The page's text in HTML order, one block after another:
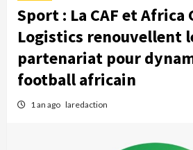
Sport : La CAF et Africa
Logistics renouvellent
partenariat pour
football africain
1 an ago laredaction